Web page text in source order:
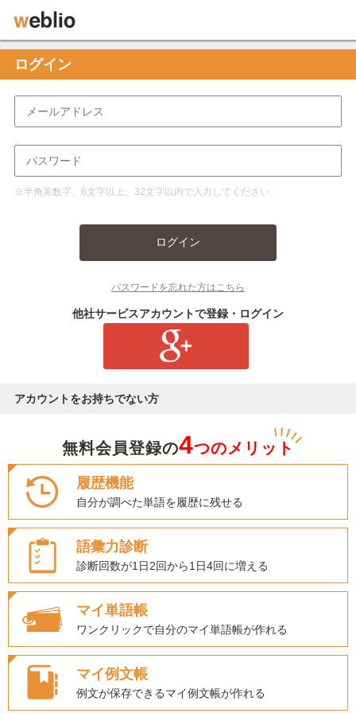
ログイン
※半角英数字、6文字以上、32文字以内で入力してください
ログイン
パスワードを忘れた方はこちら
他社サービスアカウントで登録・ログイン
アカウントをお持ちでない方
無料会員登録の4つのメリット
履歴機能
自分が調べた単語を履歴に残せる
語彙力診断
診断回数が1日2回から1日4回に増える
マイ単語帳
ワンクリックで自分のマイ単語帳が作れる
マイ例文帳
例文が保存できるマイ例文帳が作れる